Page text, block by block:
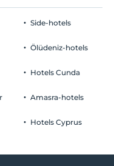
faciliteit)
wordt/worden niet in
Side-hotels
Ölüdeniz-hotels
Hotels Cunda
Amasra-hotels
Hotels Cyprus